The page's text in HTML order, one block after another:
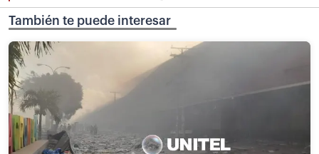
También te puede interesar